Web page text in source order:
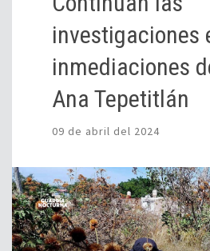
investigaciones
inmediaciones
Ana Tepetitlán
09 de abril del 2024